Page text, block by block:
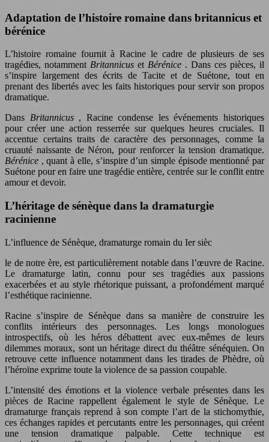
Adaptation de l’histoire romaine dans britannicus et
bérénice
L’histoire romaine fournit à Racine le cadre de plusieurs de ses
tragédies, notamment Britannicus et Bérénice . Dans ces pièces, il
s’inspire largement des écrits de Tacite et de Suétone, tout en
prenant des libertés avec les faits historiques pour servir son propos
dramatique.
Dans Britannicus , Racine condense les événements historiques
pour créer une action resserrée sur quelques heures cruciales. Il
accentue certains traits de caractère des personnages, comme la
cruauté naissante de Néron, pour renforcer la tension dramatique.
Bérénice , quant à elle, s’inspire d’un simple épisode mentionné par
Suétone pour en faire une tragédie entière, centrée sur le conflit entre
amour et devoir.
L’héritage de sénèque dans la dramaturgie
racinienne
L’influence de Sénèque, dramaturge romain du Ier sièc
le de notre ère, est particulièrement notable dans l’œuvre de Racine.
Le dramaturge latin, connu pour ses tragédies aux passions
exacerbées et au style rhétorique puissant, a profondément marqué
l’esthétique racinienne.
Racine s’inspire de Sénèque dans sa manière de construire les
conflits intérieurs des personnages. Les longs monologues
introspectifs, où les héros débattent avec eux-mêmes de leurs
dilemmes moraux, sont un héritage direct du théâtre sénéquien. On
retrouve cette influence notamment dans les tirades de Phèdre, où
l’héroïne exprime toute la violence de sa passion coupable.
L’intensité des émotions et la violence verbale présentes dans les
pièces de Racine rappellent également le style de Sénèque. Le
dramaturge français reprend à son compte l’art de la stichomythie,
ces échanges rapides et percutants entre les personnages, qui créent
une tension dramatique palpable. Cette technique est